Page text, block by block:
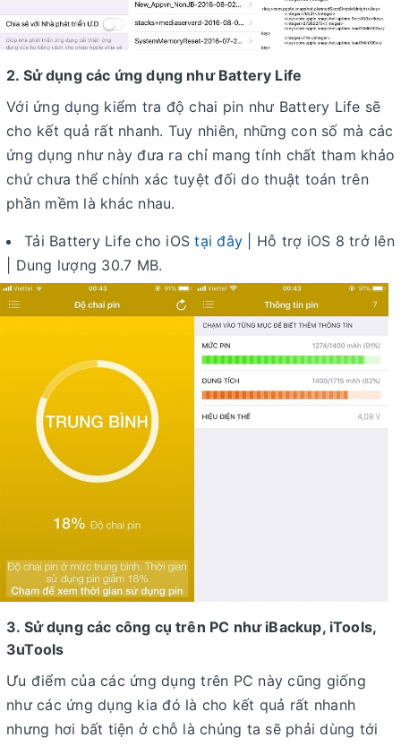
2. Sử dụng các ứng dụng như Battery Life
Với ứng dụng kiểm tra độ chai pin như Battery Life sẽ
cho kết quả rất nhanh. Tuy nhiên, những con số mà các
ứng dụng như này đưa ra chỉ mang tính chất tham khảo
chứ chưa thể chính xác tuyệt đối do thuật toán trên
phần mềm là khác nhau.
Tải Battery Life cho iOStại đây | Hỗ trợ iOS 8 trở lên
| Dung lượng 30.7 MB.
3. Sử dụng các công cụ trên PC như iBackup, iTools,
3uTools
Ưu điểm của các ứng dụng trên PC này cũng giống
như các ứng dụng kia đó là cho kết quả rất nhanh
nhưng hơi bất tiện ở chỗ là chúng ta sẽ phải dùng tới